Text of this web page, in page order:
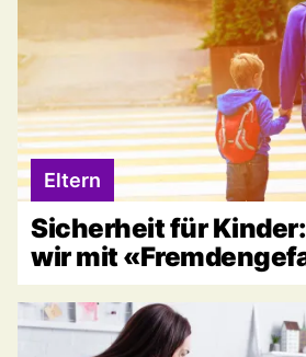
Eltern
Sicherheit für
wir mit